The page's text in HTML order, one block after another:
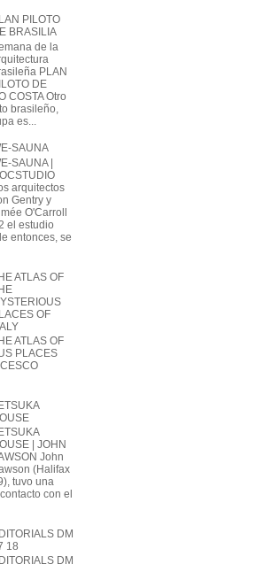
PILOTO
BRASILIA
de la
PLAN
DE
COSTA Otro
brasileño,
es...
SAUNA
SAUNA |
arquitectos
Gentry y
O'Carroll
el estudio
entonces, se
ATLAS OF
OF
ATLAS OF
PLACES
| JOHN
John
(Halifax
tuvo una
con el
DM
18
DM